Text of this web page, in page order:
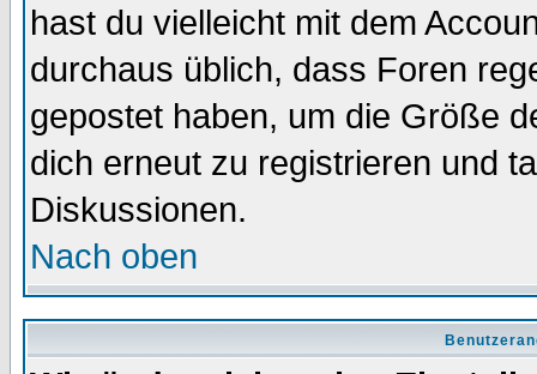
hast du vielleicht mit dem
durchaus üblich, dass Foren
gepostet haben, um die Größe
dich erneut zu registrieren und
Diskussionen.
Nach oben